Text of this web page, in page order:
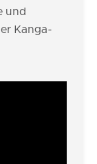
und
Kanga-